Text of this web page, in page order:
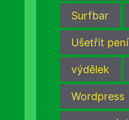
Surfbar
Ušetřit
výdělek
Wordpress